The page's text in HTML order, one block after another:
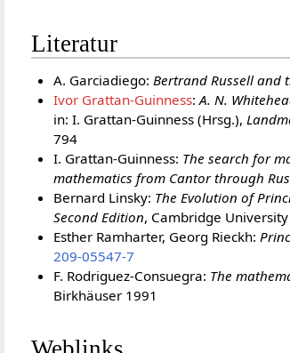
Literatur
A. Garciadiego: Bertrand Russell and
Ivor Grattan-Guinness:A. N.
in: I. Grattan-Guinness (Hrsg.),
794
I. Grattan-Guinness: The search for
mathematics from Cantor through
Bernard Linsky: The Evolution of
Second Edition, Cambridge University
Esther Ramharter, Georg Rieckh:
209-05547-7
F. Rodriguez-Consuegra: The
Birkhäuser 1991